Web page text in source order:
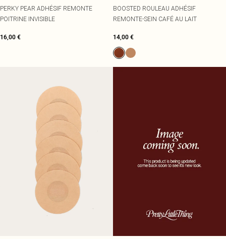
PERKY PEAR ADHÉSIF REMONTE
POITRINE INVISIBLE
16,00 €
BOOSTED ROULEAU ADHÉSIF
REMONTE-SEIN CAFÉ AU LAIT
14,00 €